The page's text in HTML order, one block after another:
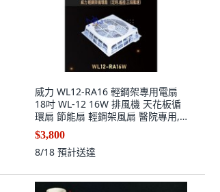
威力 WL12-RA16 輕鋼架專用電扇
18吋 WL-12 16W 排風機 天花板循
環扇 節能扇 輕鋼架風扇 醫院專用,
16w 110v
$3,800
8/18 預計送達